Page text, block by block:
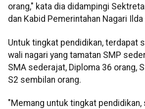
orang," kata dia didampingi
dan Kabid Pemerintahan Nagari
Untuk tingkat pendidikan, terdapat
wali nagari yang tamatan SMP
SMA sederajat, Diploma 36 orang,
S2 sembilan orang.
"Memang untuk tingkat pendidikan,